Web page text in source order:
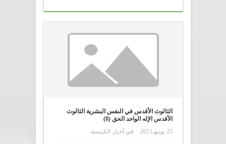
الثالوث الأقدس في النفس البشرية الثالوث
الأقدس الإله الواحد الحق (8)
25 يونيو,2013
في أخبار الكنيسة